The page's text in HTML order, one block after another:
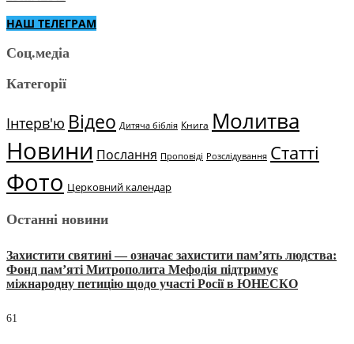
НАШ ТЕЛЕГРАМ
Соц.медіа
Категорії
Інтерв'ю Відео Дитяча біблія Книга Молитва
Новини Послання Проповіді Розслідування Статті
Фото Церковний календар
Останні новини
Захистити святині — означає захистити пам’ять людства:
Фонд пам’яті Митрополита Мефодія підтримує
міжнародну петицію щодо участі Росії в ЮНЕСКО
61